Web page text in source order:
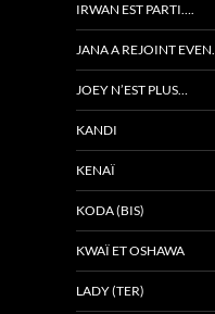
IRWAN EST PARTI….
JANA A REJOINT
JOEY N’EST PLUS…
KANDI
KENAÏ
KODA (BIS)
KWAÏ ET OSHAWA
LADY (TER)